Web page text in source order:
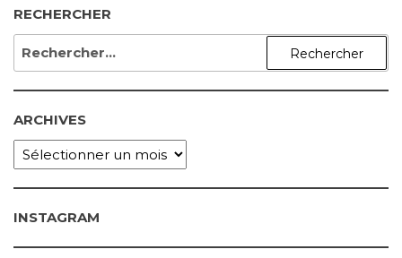
RECHERCHER
RECHERCHER :
ARCHIVES
ARCHIVES
INSTAGRAM